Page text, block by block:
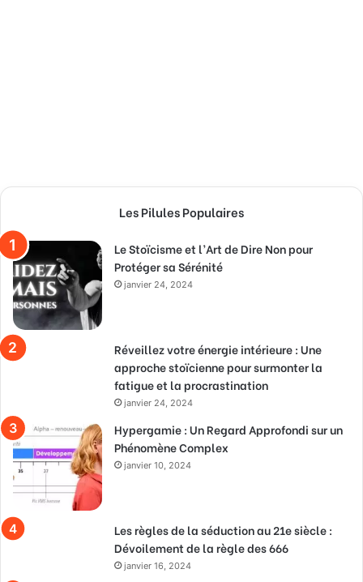
Les Pilules Populaires
Le Stoïcisme et l’Art de Dire Non pour
Protéger sa Sérénité
janvier 24, 2024
Réveillez votre énergie intérieure : Une
approche stoïcienne pour surmonter la
fatigue et la procrastination
janvier 24, 2024
Hypergamie : Un Regard Approfondi sur un
Phénomène Complex
janvier 10, 2024
Les règles de la séduction au 21e siècle :
Dévoilement de la règle des 666
janvier 16, 2024